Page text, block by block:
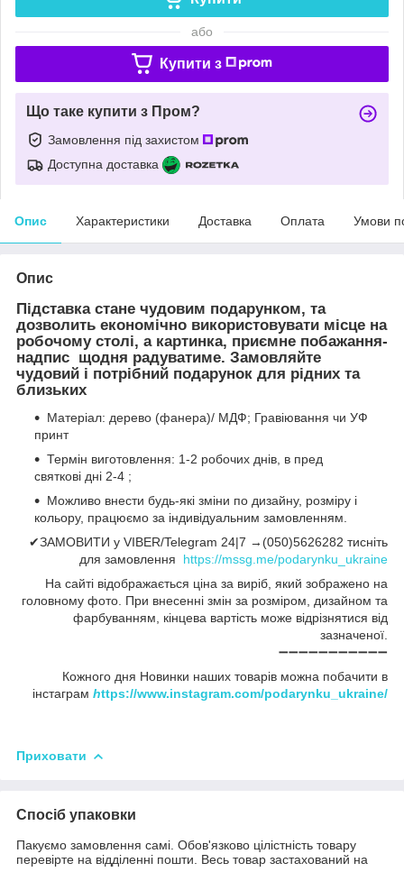
або
Купити з
Що таке купити з Пром?
Замовлення під захистом
Доступна доставка
Опис Характеристики Доставка Оплата Умови
Опис
Підставка стане чудовим подарунком, та
дозволить економічно використовувати місце на
робочому столі, а картинка, приємне побажання-
надпис щодня радуватиме. Замовляйте
чудовий і потрібний подарунок для рідних та
близьких
Матеріал: дерево (фанера)/ МДФ; Гравіювання чи УФ
принт
Термін виготовлення: 1-2 робочих днів, в пред
святкові дні 2-4 ;
Можливо внести будь-які зміни по дизайну, розміру і
кольору, працюємо за індивідуальним замовленням.
✔ЗАМОВИТИ у VIBER/Telegram 24|7 →(050)5626282 тисніть
для замовлення https://mssg.me/podarynku_ukraine
На сайті відображається ціна за виріб, який зображено на
головному фото. При внесенні змін за розміром, дизайном та
фарбуванням, кінцева вартість може відрізнятися від
зазначеної.
➖➖➖➖➖➖➖➖➖➖➖
Кожного дня Новинки наших товарів можна побачити в
інстаграм https://www.instagram.com/podarynku_ukraine/
Приховати
Спосіб упаковки
Пакуємо замовлення самі. Обов'язково цілістність товару
перевірте на відділенні пошти. Весь товар застахований на